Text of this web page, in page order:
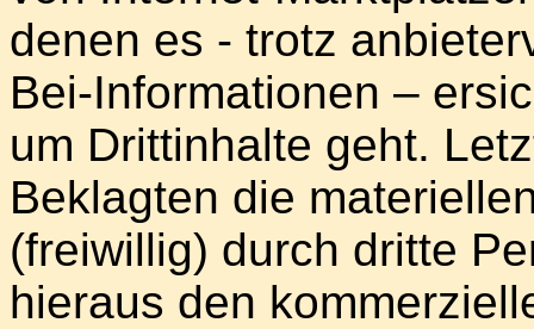
denen es - trotz
Bei-Informationen –
um Drittinhalte geht.
Beklagten die
(freiwillig) durch dritte
hieraus den